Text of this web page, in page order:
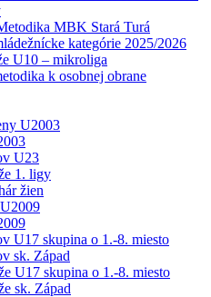
MBK Stará Turá
kategórie 2025/2026
U10 – mikroliga
k osobnej obrane
U2003
U23
1. ligy
žien
U17 skupina o 1.-8. miesto
sk. Západ
U17 skupina o 1.-8. miesto
sk. Západ